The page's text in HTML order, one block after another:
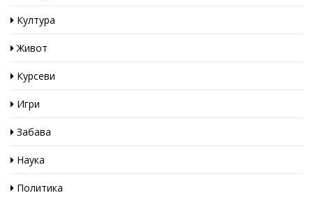
Култура
Живот
Курсеви
Игри
Забава
Наука
Политика